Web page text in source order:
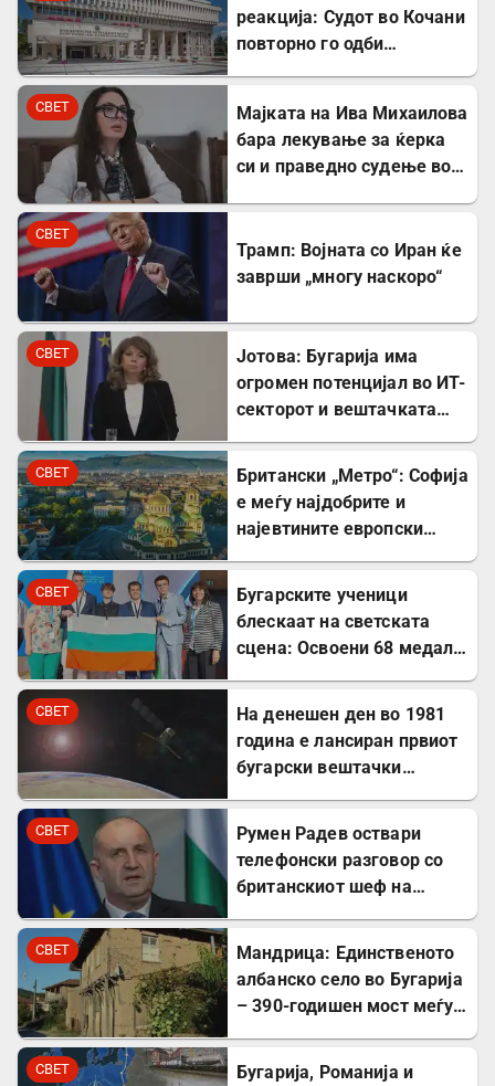
реакција: Судот во Кочани
повторно го одби
СВЕТ
Мајката на Ива Михаилова
бара лекување за ќерка
си и праведно судење во
СВЕТ
Трамп: Војната со Иран ќе
заврши „многу наскоро“
СВЕТ
Јотова: Бугарија има
огромен потенцијал во ИТ-
секторот и вештачката
СВЕТ
Британски „Метро“: Софија
е меѓу најдобрите и
најевтините европски
СВЕТ
Бугарските ученици
блескаат на светската
сцена: Освоени 68 медали
година
СВЕТ
На денешен ден во 1981
година е лансиран првиот
бугарски вештачки
СВЕТ
Румен Радев оствари
телефонски разговор со
британскиот шеф на
СВЕТ
Мандрица: Единственото
албанско село во Бугарија
– 390-годишен мост меѓу
СВЕТ
Бугарија, Романија и